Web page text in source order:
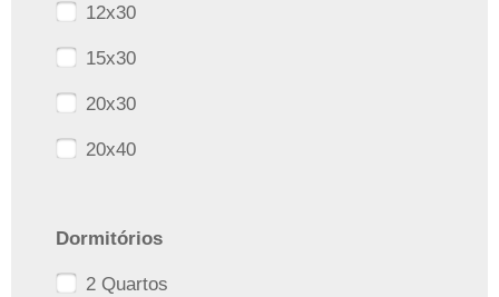
12x30
15x30
20x30
20x40
Dormitórios
2 Quartos